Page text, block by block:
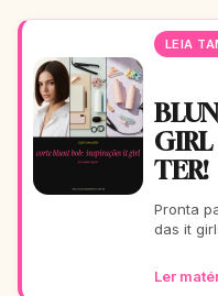
LEIA
GIRL
TER!
Pronta
das it
Vem ver
Ler